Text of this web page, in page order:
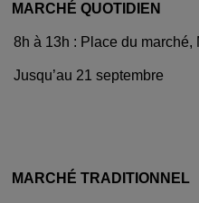
MARCHÉ QUOTIDIEN
8h à 13h : Place du marché,
Jusqu’au 21 septembre
MARCHÉ TRADITIONNEL